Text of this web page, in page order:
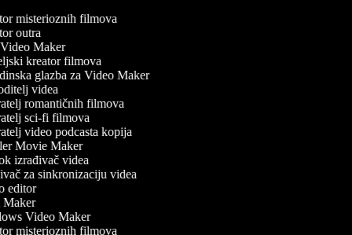
misterioznih filmova
outra
Maker
kreator filmova
glazba za Video Maker
videa
romantičnih filmova
sci-fi filmova
video podcasta kopija
Movie Maker
izrađivač videa
za sinkronizaciju videa
editor
Video Maker
misterioznih filmova